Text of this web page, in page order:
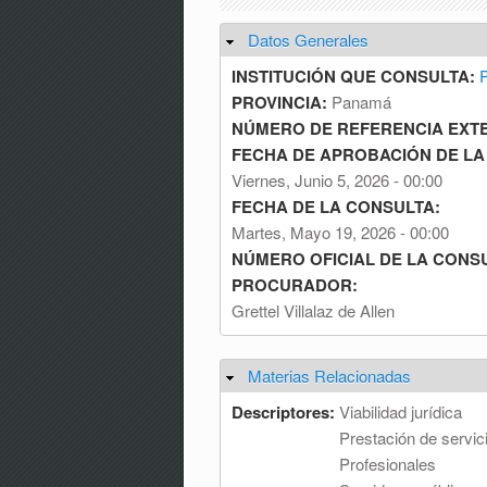
Ocultar
Datos Generales
INSTITUCIÓN QUE CONSULTA:
PROVINCIA: Panamá
NÚMERO DE REFERENCIA
FECHA DE APROBACIÓN DE
Viernes, Junio 5, 2026 - 00:00
FECHA DE LA CONSULTA:
Martes, Mayo 19, 2026 - 00:00
NÚMERO OFICIAL DE LA
PROCURADOR:
Grettel Villalaz de Allen
Ocultar
Materias Relacionadas
Descriptores: Viabilidad jurídica
Prestación de
Profesionales